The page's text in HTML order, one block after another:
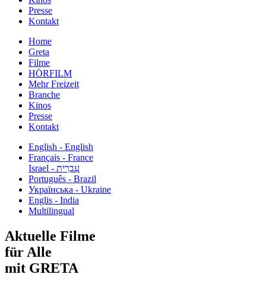
Presse
Kontakt
Home
Greta
Filme
HÖRFILM
Mehr Freizeit
Branche
Kinos
Presse
Kontakt
English - English
Français - France
עִבְרִית - Israel
Português - Brazil
Українська - Ukraine
Englis - India
Multilingual
Aktuelle Filme
für Alle
mit GRETA